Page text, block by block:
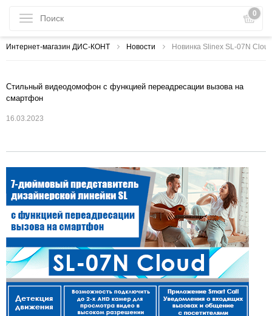
0
Интернет-магазин ДИС-КОНТ Новости Новинка Slinex SL-07N Cloud
Стильный видеодомофон с функцией переадресации вызова на
смартфон
16.03.2023